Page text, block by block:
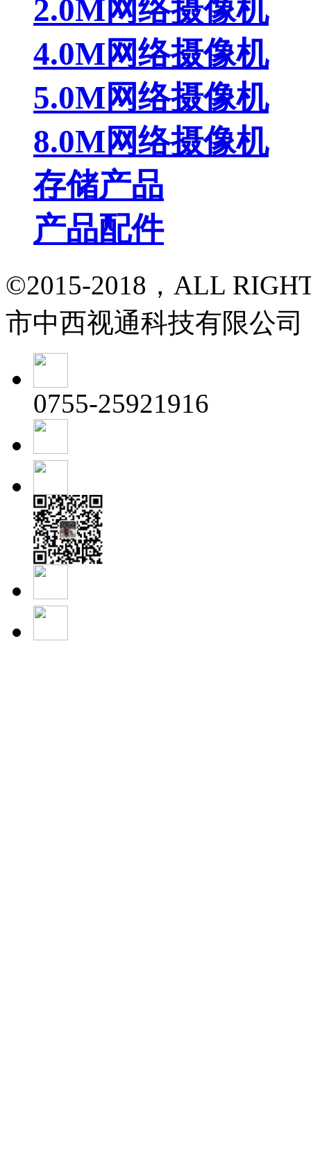
2.0M网络摄像机
4.0M网络摄像机
5.0M网络摄像机
8.0M网络摄像机
存储产品
产品配件
©2015-2018，ALL
市中西视通科技有限公司
0755-25921916